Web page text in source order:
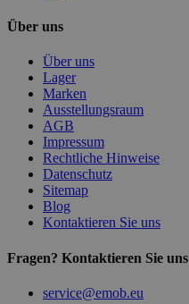
Über uns
Über uns
Lager
Marken
Ausstellungsraum
AGB
Impressum
Rechtliche Hinweise
Datenschutz
Sitemap
Blog
Kontaktieren Sie uns
Fragen? Kontaktieren Sie uns
service@emob.eu